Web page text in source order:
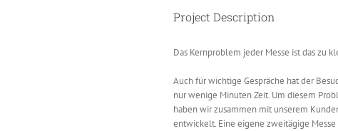
Project Description
Das Kernproblem jeder Messe ist das zu
Auch für wichtige Gespräche hat der
nur wenige Minuten Zeit. Um diesem
haben wir zusammen mit unserem
entwickelt. Eine eigene zweitägige